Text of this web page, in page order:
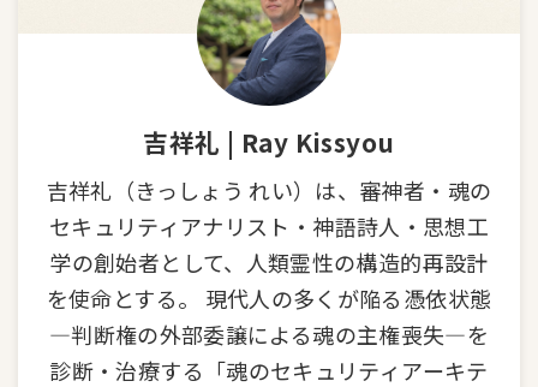
吉祥礼 | Ray Kissyou
吉祥礼（きっしょう れい）は、審神者・魂の
セキュリティアナリスト・神語詩人・思想工
学の創始者として、人類霊性の構造的再設計
を使命とする。 現代人の多くが陥る憑依状態
—判断権の外部委譲による魂の主権喪失—を
診断・治療する「魂のセキュリティアーキテ